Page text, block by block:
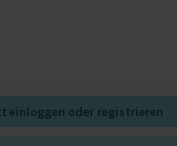
einloggen oder registrieren